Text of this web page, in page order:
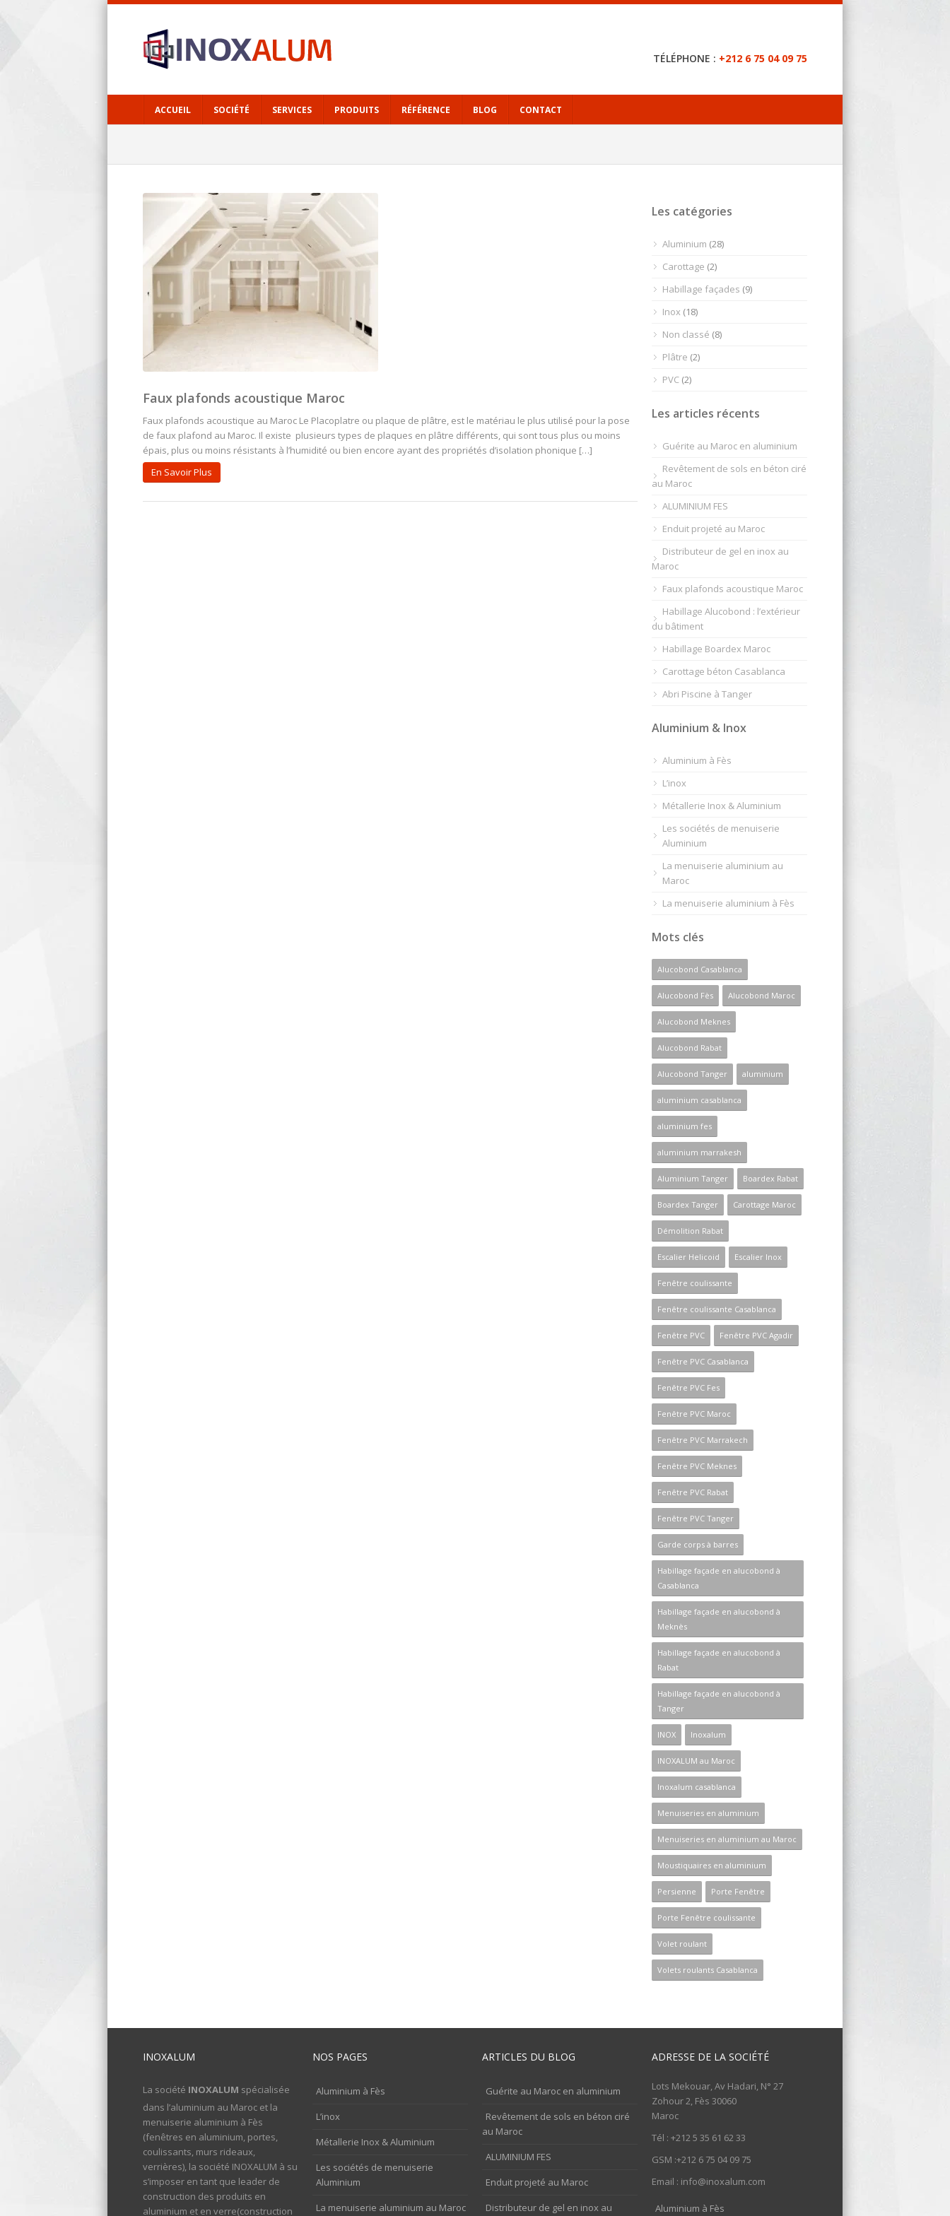
TÉLÉPHONE : +212 6 75 04 09 75
ACCUEIL SOCIÉTÉ SERVICES PRODUITS RÉFÉRENCE BLOG CONTACT
Faux plafonds acoustique Maroc
Faux plafonds acoustique au Maroc Le Placoplatre ou plaque de plâtre, est le matériau le plus utilisé pour la pose
de faux plafond au Maroc. Il existe plusieurs types de plaques en plâtre différents, qui sont tous plus ou moins
épais, plus ou moins résistants à l’humidité ou bien encore ayant des propriétés d’isolation phonique […]
En Savoir Plus
Les catégories
Aluminium (28)
Carottage (2)
Habillage façades (9)
Inox (18)
Non classé (8)
Plâtre (2)
PVC (2)
Les articles récents
Guérite au Maroc en aluminium
Revêtement de sols en béton ciré
au Maroc
ALUMINIUM FES
Enduit projeté au Maroc
Distributeur de gel en inox au
Maroc
Faux plafonds acoustique Maroc
Habillage Alucobond : l’extérieur
du bâtiment
Habillage Boardex Maroc
Carottage béton Casablanca
Abri Piscine à Tanger
Aluminium & Inox
Aluminium à Fès
L’inox
Métallerie Inox & Aluminium
Les sociétés de menuiserie
Aluminium
La menuiserie aluminium au
Maroc
La menuiserie aluminium à Fès
Mots clés
Alucobond Casablanca
Alucobond Fès Alucobond Maroc
Alucobond Meknes
Alucobond Rabat
Alucobond Tanger aluminium
aluminium casablanca
aluminium fes
aluminium marrakesh
Aluminium Tanger Boardex Rabat
Boardex Tanger Carottage Maroc
Démolition Rabat
Escalier Helicoid Escalier Inox
Fenêtre coulissante
Fenêtre coulissante Casablanca
Fenêtre PVC Fenêtre PVC Agadir
Fenêtre PVC Casablanca
Fenêtre PVC Fes
Fenêtre PVC Maroc
Fenêtre PVC Marrakech
Fenêtre PVC Meknes
Fenêtre PVC Rabat
Fenêtre PVC Tanger
Garde corps à barres
Habillage façade en alucobond à
Casablanca
Habillage façade en alucobond à
Meknès
Habillage façade en alucobond à
Rabat
Habillage façade en alucobond à
Tanger
INOX Inoxalum
INOXALUM au Maroc
Inoxalum casablanca
Menuiseries en aluminium
Menuiseries en aluminium au Maroc
Moustiquaires en aluminium
Persienne Porte Fenêtre
Porte Fenêtre coulissante
Volet roulant
Volets roulants Casablanca
INOXALUM
La société INOXALUM spécialisée
dans l’aluminium au Maroc et la
menuiserie aluminium à Fès
(fenêtres en aluminium, portes,
coulissants, murs rideaux,
verrières), la société INOXALUM à su
s’imposer en tant que leader de
construction des produits en
aluminium et en verre(construction
NOS PAGES
Aluminium à Fès
L’inox
Métallerie Inox & Aluminium
Les sociétés de menuiserie
Aluminium
La menuiserie aluminium au Maroc
ARTICLES DU BLOG
Guérite au Maroc en aluminium
Revêtement de sols en béton ciré
au Maroc
ALUMINIUM FES
Enduit projeté au Maroc
Distributeur de gel en inox au
ADRESSE DE LA SOCIÉTÉ
Lots Mekouar, Av Hadari, N° 27
Zohour 2, Fès 30060
Maroc
Tél : +212 5 35 61 62 33
GSM :+212 6 75 04 09 75
Email : info@inoxalum.com
Aluminium à Fès